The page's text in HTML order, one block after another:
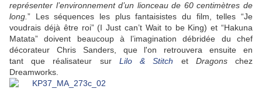
représenter l’environnement d’un lionceau de 60 centimètres de
long. ” Les séquences les plus fantaisistes du film, telles “Je
voudrais déjà être roi” (I Just can’t Wait to be King) et “Hakuna
Matata” doivent beaucoup à l’imagination débridée du chef
décorateur Chris Sanders, que l'on retrouvera ensuite en
tant que réalisateur sur Lilo & Stitch et Dragonschez
Dreamworks.